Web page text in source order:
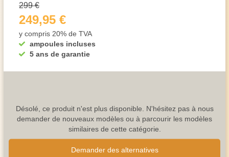
ampoules incluses
5 ans de garantie
299 €
249,95 €
y compris 20% de TVA
Désolé, ce produit n'est plus disponible. N'hésitez pas à nous
demander de nouveaux modèles ou à parcourir les modèles
similaires de cette catégorie.
Demander des alternatives